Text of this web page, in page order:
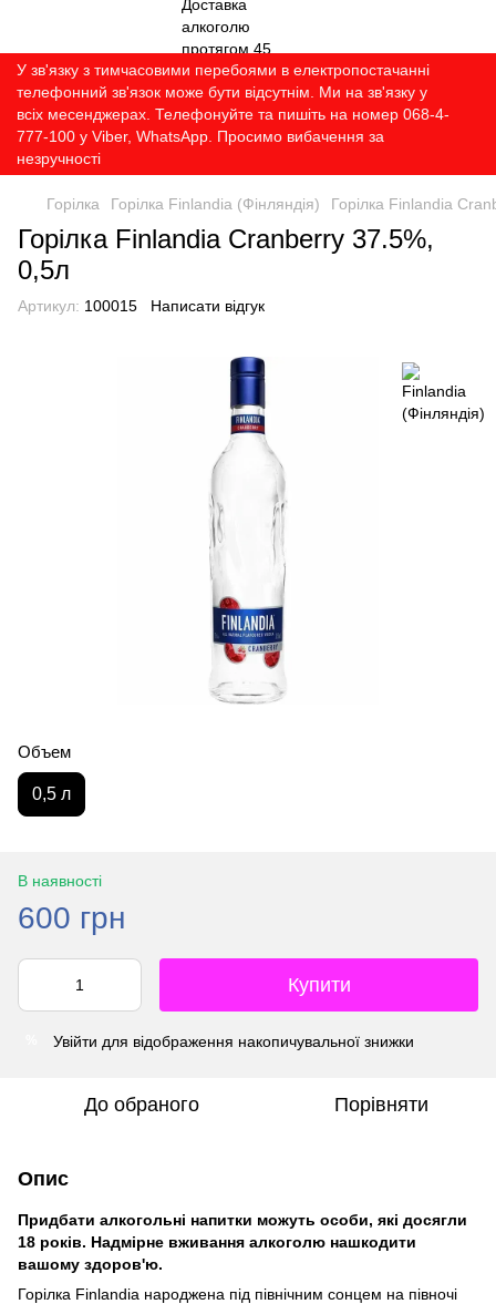
У зв'язку з тимчасовими перебоями в електропостачанні
телефонний зв'язок може бути відсутнім. Ми на зв'язку у
всіх месенджерах. Телефонуйте та пишіть на номер 068-4-
777-100 у Viber, WhatsApp. Просимо вибачення за
незручності
Горілка Горілка Finlandia (Фінляндія) Горілка Finlandia
Горілка Finlandia Cranberry 37.5%,
0,5л
Артикул: 100015 Написати відгук
Объем
0,5 л
В наявності
600 грн
Купити
Увійти для відображення накопичувальної знижки
До обраного Порівняти
Опис
Придбати алкогольні напитки можуть особи, які досягли
18 років. Надмірне вживання алкоголю нашкодити
вашому здоров'ю.
Горілка Finlandia народжена під північним сонцем на півночі